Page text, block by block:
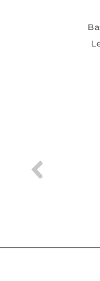
Lea algunas de las opiniones